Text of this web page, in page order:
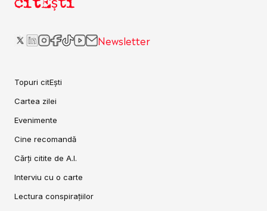
citEști
Newsletter
Topuri citEști
Cartea zilei
Evenimente
Cine recomandă
Cărți citite de A.I.
Interviu cu o carte
Lectura conspirațiilor